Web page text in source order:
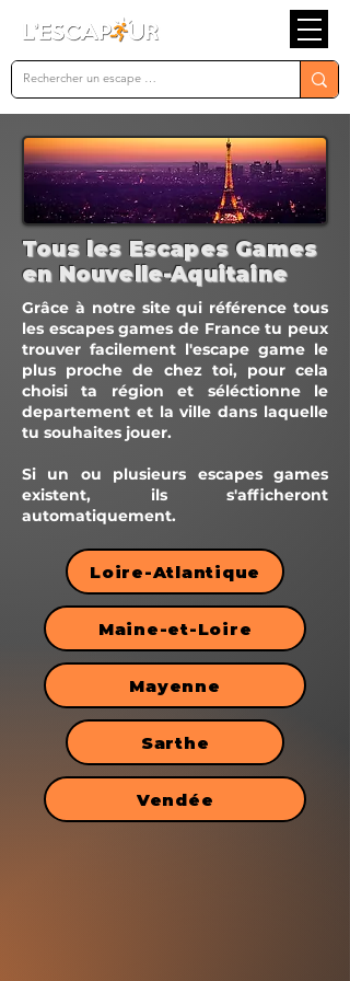
Tous les Escapes Games
en Nouvelle-Aquitaine
Grâce à notre site qui référence tous
les escapes games de France tu peux
trouver facilement l'escape game le
plus proche de chez toi, pour cela
choisi ta région et séléctionne le
departement et la ville dans laquelle
tu souhaites jouer.
Si un ou plusieurs escapes games
existent, ils s'afficheront
automatiquement.
Loire-Atlantique
Maine-et-Loire
Mayenne
Sarthe
Vendée